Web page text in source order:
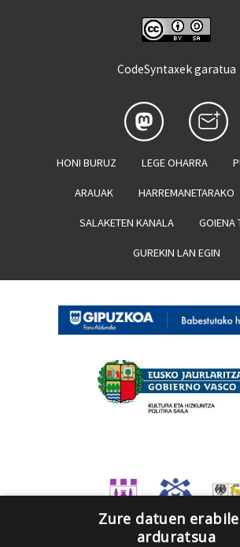
CodeSyntaxek garatua
HONI BURUZ LEGE OHARRA
ARAUAK HARREMANETARAKO
SALAKETEN KANALA GOIENA
GUREKIN LAN EGIN
Zure datuen
arduratsua